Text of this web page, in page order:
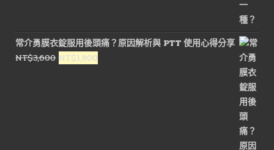
常介勇膜衣錠服用後頭痛？原因解析與 PTT 使用心得分享
NT$3,600 原
NT$1,800